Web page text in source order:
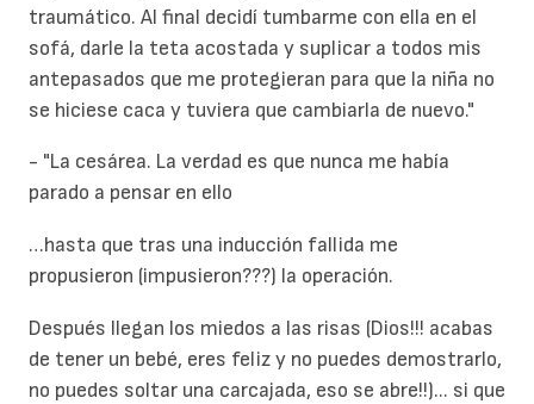
traumático. Al final decidí tumbarme con ella en el
sofá, darle la teta acostada y suplicar a todos mis
antepasados que me protegieran para que la niña no
se hiciese caca y tuviera que cambiarla de nuevo."
- "La cesárea. La verdad es que nunca me había
parado a pensar en ello
…hasta que tras una inducción fallida me
propusieron (impusieron???) la operación.
Después llegan los miedos a las risas (Dios!!! acabas
de tener un bebé, eres feliz y no puedes demostrarlo,
no puedes soltar una carcajada, eso se abre!!)... si que